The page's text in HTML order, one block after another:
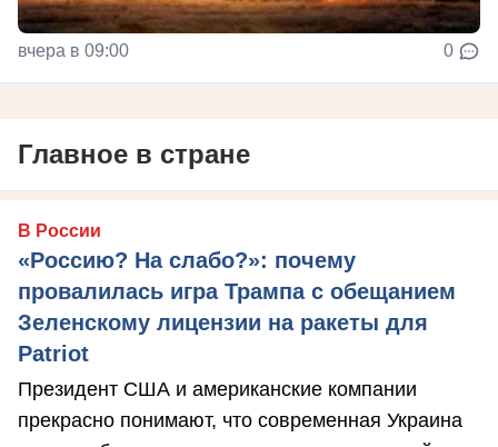
вчера в 09:00 0
Главное в стране
В России
«Россию? На слабо?»: почему
провалилась игра Трампа с обещанием
Зеленскому лицензии на ракеты для
Patriot
Президент США и американские компании
прекрасно понимают, что современная Украина